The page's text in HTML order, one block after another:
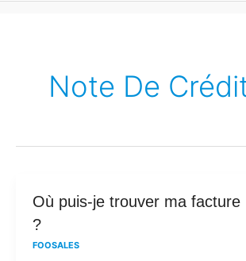
Note De
Où puis-je trouver ma facture
?
FOOSALES
Où
puis-